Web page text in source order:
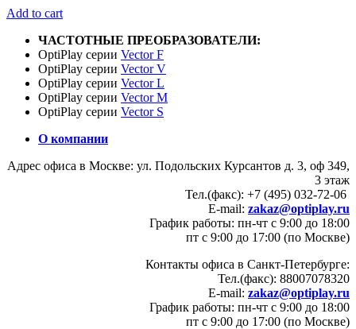
Add to cart
ЧАСТОТНЫЕ ПРЕОБРАЗОВАТЕЛИ:
OptiPlay серии Vector F
OptiPlay серии Vector V
OptiPlay серии Vector L
OptiPlay серии Vector M
OptiPlay серии Vector S
О компании
Адрес офиса в Москве: ул. Подольских Курсантов д. 3, оф 349,
3 этаж
Тел.(факс): +7 (495) 032-72-06
E-mail: zakaz@optiplay.ru
График работы: пн-чт с 9:00 до 18:00
пт с 9:00 до 17:00 (по Москве)
Контакты офиса в Санкт-Петербурге:
Тел.(факс): 88007078320
E-mail: zakaz@optiplay.ru
График работы: пн-чт с 9:00 до 18:00
пт с 9:00 до 17:00 (по Москве)